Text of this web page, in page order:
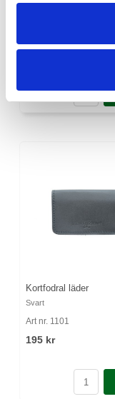
Konjak
195 kr
Kortfodral läder
Svart
Art nr. 1101
195 kr